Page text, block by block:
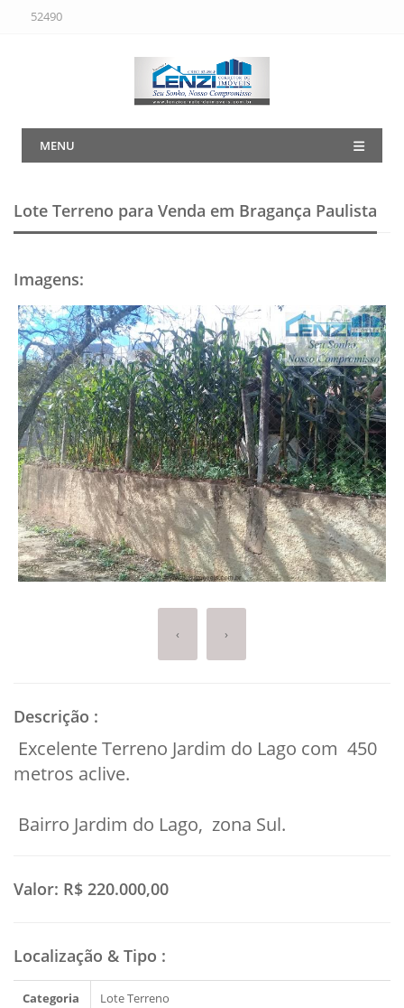
52490
MENU
Lote Terreno para Venda em Bragança Paulista
Imagens:
‹ ›
Descrição :
Excelente Terreno Jardim do Lago com 450
metros aclive.
Bairro Jardim do Lago, zona Sul.
Valor: R$ 220.000,00
Localização & Tipo :
Categoria Lote Terreno